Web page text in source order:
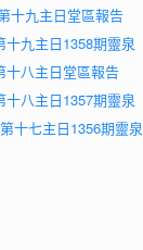
十九主日堂區報告
九主日1358期靈泉
十八主日堂區報告
八主日1357期靈泉
十七主日1356期靈泉